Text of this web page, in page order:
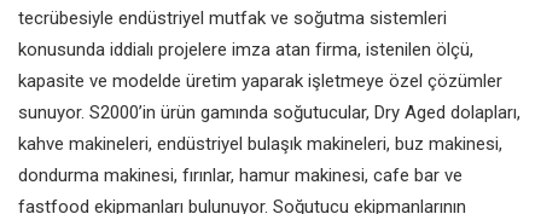
tecrübesiyle endüstriyel mutfak ve soğutma sistemleri
konusunda iddialı projelere imza atan firma, istenilen ölçü,
kapasite ve modelde üretim yaparak işletmeye özel çözümler
sunuyor. S2000’in ürün gamında soğutucular, Dry Aged dolapları,
kahve makineleri, endüstriyel bulaşık makineleri, buz makinesi,
dondurma makinesi, fırınlar, hamur makinesi, cafe bar ve
fastfood ekipmanları bulunuyor. Soğutucu ekipmanlarının